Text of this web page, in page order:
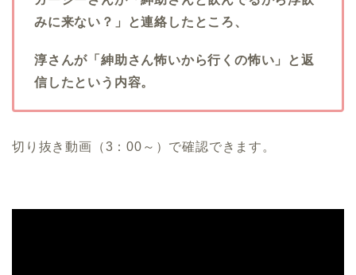
みに来ない？」と連絡したところ、
淳さんが「紳助さん怖いから行くの怖い」と返
信したという内容。
切り抜き動画（3：00～）で確認できます。